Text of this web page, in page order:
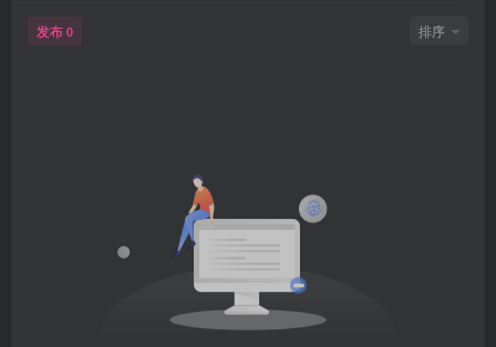
发布 0 排序